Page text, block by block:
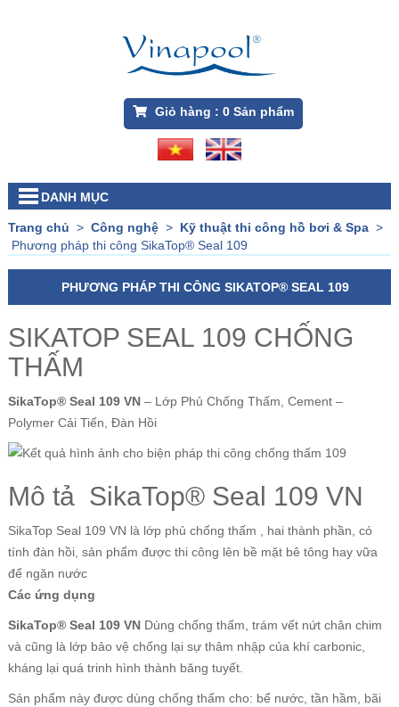
Giỏ hàng : 0Sản phẩm
DANH MỤC
Trang chủ > Công nghệ> Kỹ thuật thi công hồ bơi & Spa>
Phương pháp thi công SikaTop® Seal 109
PHƯƠNG PHÁP THI CÔNG SIKATOP® SEAL 109
SIKATOP SEAL 109 CHỐNG
THẤM
SikaTop® Seal 109 VN– Lớp Phủ Chống Thấm, Cement –
Polymer Cải Tiến, Đàn Hồi
Mô tả SikaTop® Seal 109 VN
SikaTop Seal 109 VN là lớp phủ chống thấm , hai thành phần, có
tính đàn hồi, sản phẩm được thi công lên bề mặt bê tông hay vữa
để ngăn nước
Các ứng dụng
SikaTop® Seal 109 VN Dùng chống thấm, trám vết nứt chân chim
và cũng là lớp bảo vệ chống lại sự thâm nhập của khí carbonic,
kháng lại quá trinh hình thành băng tuyết.
Sản phẩm này được dùng chống thấm cho: bể nước, tần hầm, bãi